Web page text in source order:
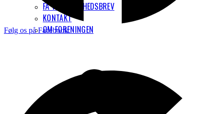
FÅ VORES NYHEDSBREV
KONTAKT
OM FORENINGEN
Følg os på Facebook